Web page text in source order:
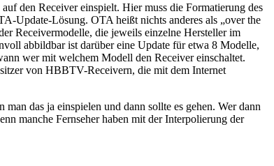
den Receiver einspielt. Hier muss die Formatierung des
Update-Lösung. OTA heißt nichts anderes als „over the
Receivermodelle, die jeweils einzelne Hersteller im
abbildbar ist darüber eine Update für etwa 8 Modelle,
wer mit welchem Modell den Receiver einschaltet.
von HBBTV-Receivern, die mit dem Internet
das ja einspielen und dann sollte es gehen. Wer dann
manche Fernseher haben mit der Interpolierung der